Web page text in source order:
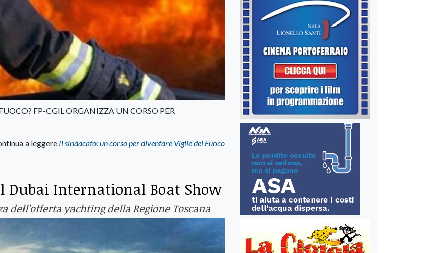
FP-CGIL ORGANIZZA UN CORSO PER
a leggere Il sindacato: un corso per diventare Vigile del Fuoco
Dubai International Boat Show
dell’offerta yachting della Regione Toscana